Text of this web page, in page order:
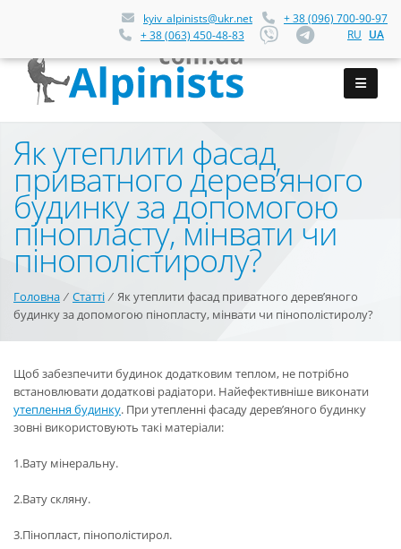
kyiv_alpinists@ukr.net
+ 38 (096) 700-90-97
+ 38 (063) 450-48-83
RU UA
Як утеплити фасад
приватного дерев’яного
будинку за допомогою
пінопласту, мінвати чи
пінополістиролу?
Головна⁄ Статті⁄ Як утеплити фасад приватного дерев’яного
будинку за допомогою пінопласту, мінвати чи пінополістиролу?
Щоб забезпечити будинок додатковим теплом, не потрібно
встановлювати додаткові радіатори. Найефективніше виконати
утеплення будинку. При утепленні фасаду дерев’яного будинку
зовні використовують такі матеріали:
1.Вату мінеральну.
2.Вату скляну.
3.Пінопласт, пінополістирол.